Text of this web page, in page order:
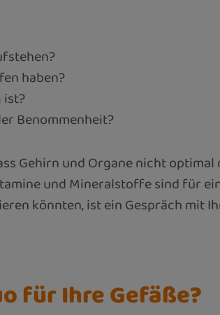
haben?
ist?
Benommenheit?
Gehirn und Organe nicht
und Mineralstoffe sind für
könnten, ist ein Gespräch mit
für Ihre Gefäße?